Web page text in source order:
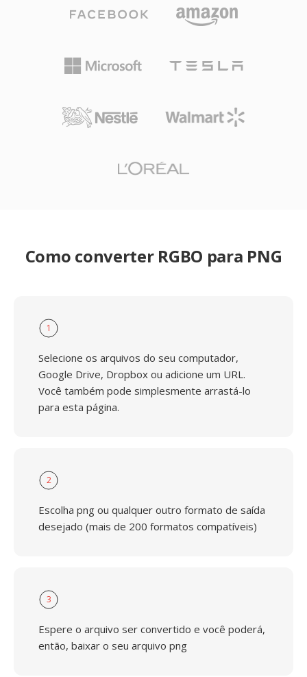
Como converter RGBO para PNG
1
Selecione os arquivos do seu computador,
Google Drive, Dropbox ou adicione um URL.
Você também pode simplesmente arrastá-lo
para esta página.
2
Escolha png ou qualquer outro formato de saída
desejado (mais de 200 formatos compatíveis)
3
Espere o arquivo ser convertido e você poderá,
então, baixar o seu arquivo png